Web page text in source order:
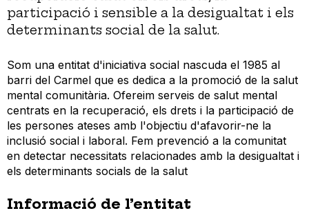
participació i sensible a la desigualtat i els
determinants social de la salut.
Som una entitat d'iniciativa social nascuda el 1985 al
barri del Carmel que es dedica a la promoció de la salut
mental comunitària. Ofereim serveis de salut mental
centrats en la recuperació, els drets i la participació de
les persones ateses amb l'objectiu d'afavorir-ne la
inclusió social i laboral. Fem prevenció a la comunitat
en detectar necessitats relacionades amb la desigualtat i
els determinants socials de la salut
Informació de l’entitat